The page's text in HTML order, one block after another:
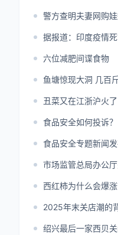
警方查明夫妻网购
据报道：印度疫情
六位减肥间谍食物
鱼塘惊现大洞 几百
丑菜又在江浙沪火了
食品安全如何投诉？
食品安全专题新闻
西红柿为什么会爆涨
2025年末关店潮的
绍兴最后一家西贝